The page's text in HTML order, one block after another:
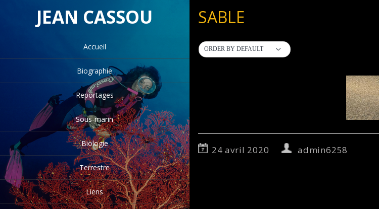
JEAN CASSOU
Accueil
Biographie
Reportages
Sous-marin
Biologie
Terrestre
Liens
SABLE
ORDER BY DEFAULT
24 avril 2020 admin6258